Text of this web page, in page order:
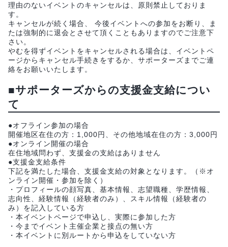
理由のないイベントのキャンセルは、原則禁止しておりま
す。
キャンセルが続く場合、 今後イベントへの参加をお断り、ま
たは強制的に退会とさせて頂くこともありますのでご注意下
さい。
やむを得ずイベントをキャンセルされる場合は、イベントペ
ージからキャンセル手続きをするか、サポーターズまでご連
絡をお願いいたします。
■サポーターズからの支援金支給につい
て
●オフライン参加の場合
開催地区在住の方：1,000円、その他地域在住の方：3,000円
●オンライン開催の場合
在住地域問わず、支援金の支給はありません
●支援金支給条件
下記を満たした場合、支援金支給の対象となります。（※オ
ンライン開催・参加を除く）
・プロフィールの顔写真、基本情報、志望職種、学歴情報、
志向性、経験情報（経験者のみ）、スキル情報（経験者の
み）を記入している方
・本イベントページで申込し、実際に参加した方
・今までイベント主催企業と接点の無い方
・本イベントに別ルートから申込をしていない方